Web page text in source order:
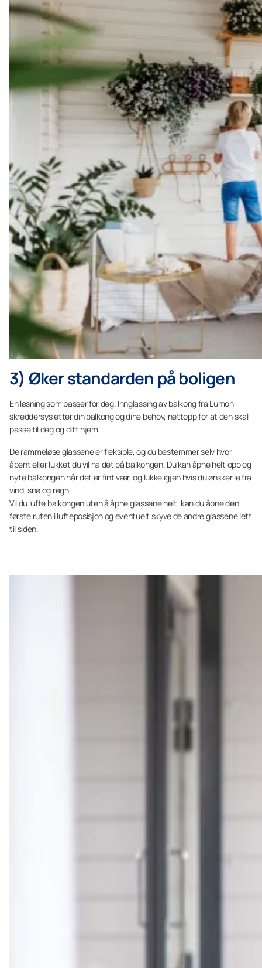
3) Øker standarden på boligen
En løsning som passer for deg. Innglassing av balkong fra Lumon
skreddersys etter din balkong og dine behov, nettopp for at den skal
passe til deg og ditt hjem.
De rammeløse glassene er fleksible, og du bestemmer selv hvor
åpent eller lukket du vil ha det på balkongen. Du kan åpne helt opp og
nyte balkongen når det er fint vær, og lukke igjen hvis du ønsker le fra
vind, snø og regn.
Vil du lufte balkongen uten å åpne glassene helt, kan du åpne den
første ruten i lufteposisjon og eventuelt skyve de andre glassene lett
til siden.